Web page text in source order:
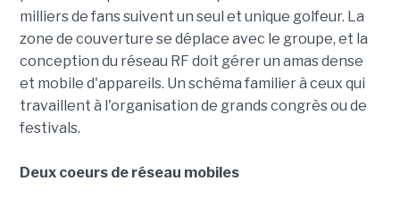
milliers de fans suivent un seul et unique golfeur. La
zone de couverture se déplace avec le groupe, et la
conception du réseau RF doit gérer un amas dense
et mobile d'appareils. Un schéma familier à ceux qui
travaillent à l'organisation de grands congrès ou de
festivals.
Deux coeurs de réseau mobiles